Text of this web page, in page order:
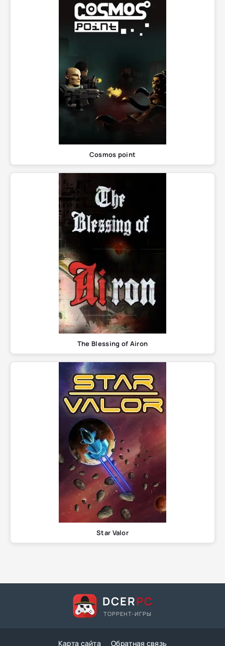
Cosmos point
The Blessing of Airon
Star Valor
DCERPC
ТОРРЕНТ-ИГРЫ
Карта сайта Обратная связь